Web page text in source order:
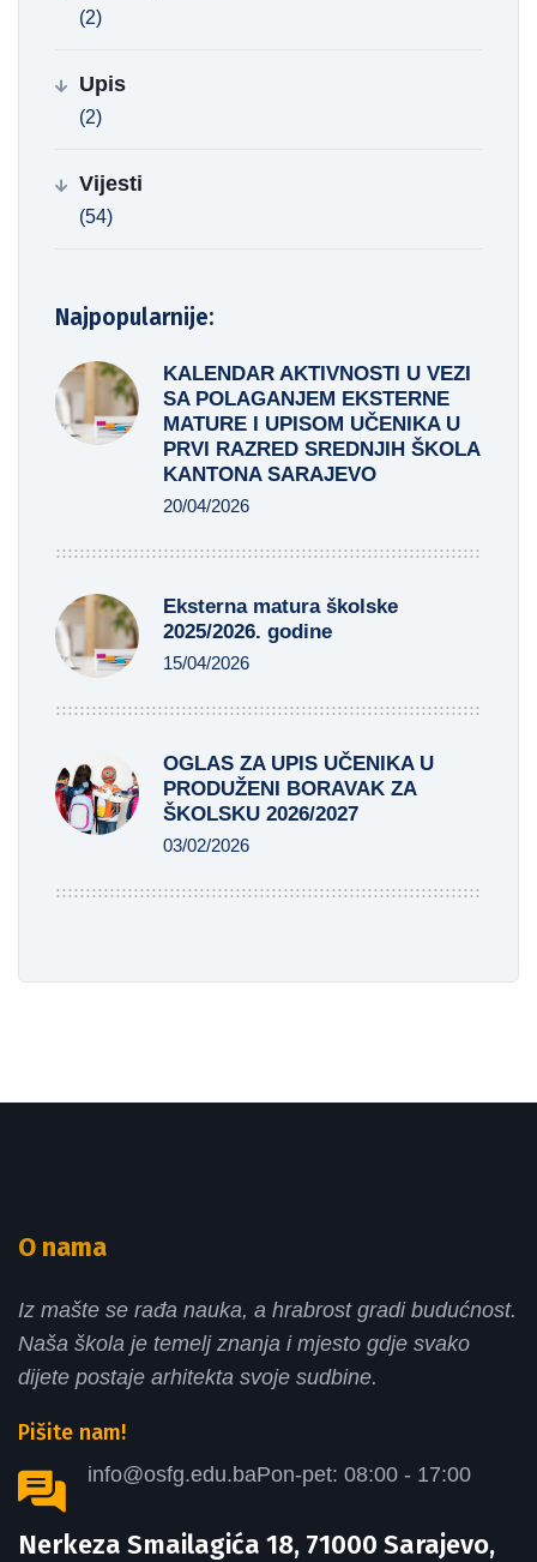
(2)
Upis
(2)
Vijesti
(54)
Najpopularnije:
KALENDAR AKTIVNOSTI U VEZI
SA POLAGANJEM EKSTERNE
MATURE I UPISOM UČENIKA U
PRVI RAZRED SREDNJIH ŠKOLA
KANTONA SARAJEVO
20/04/2026
Eksterna matura školske
2025/2026. godine
15/04/2026
OGLAS ZA UPIS UČENIKA U
PRODUŽENI BORAVAK ZA
ŠKOLSKU 2026/2027
03/02/2026
O nama
Iz mašte se rađa nauka, a hrabrost gradi budućnost.
Naša škola je temelj znanja i mjesto gdje svako
dijete postaje arhitekta svoje sudbine.
Pišite nam!
info@osfg.edu.baPon-pet: 08:00 - 17:00
Nerkeza Smailagića 18, 71000 Sarajevo,